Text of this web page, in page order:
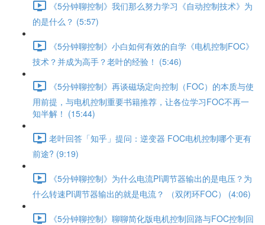
《5分钟聊控制》我们那么努力学习《自动控制技术》为
的是什么？ (5:57)
《5分钟聊控制》小白如何有效的自学《电机控制FOC》
技术？并成为高手？老叶的经验！ (5:46)
《5分钟聊控制》再谈磁场定向控制（FOC）的本质与使
用前提，与电机控制重要书籍推荐，让各位学习FOC不再一
知半解！ (15:44)
老叶回答「知乎」提问：逆变器 FOC电机控制哪个更有
前途? (9:19)
《5分钟聊控制》为什么电流PI调节器输出的是电压？为
什么转速PI调节器输出的就是电流？ （双闭环FOC） (4:06)
《5分钟聊控制》聊聊简化版电机控制回路与FOC控制回